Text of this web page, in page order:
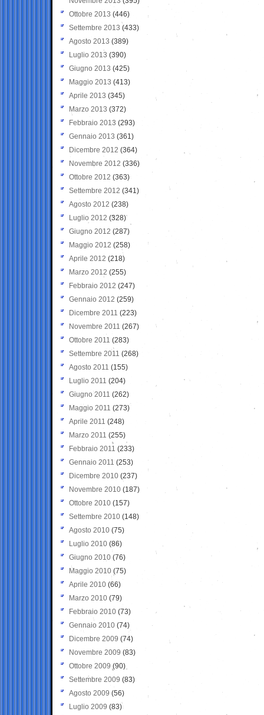
Ottobre 2013 (446)
Settembre 2013 (433)
Agosto 2013 (389)
Luglio 2013 (390)
Giugno 2013 (425)
Maggio 2013 (413)
Aprile 2013 (345)
Marzo 2013 (372)
Febbraio 2013 (293)
Gennaio 2013 (361)
Dicembre 2012 (364)
Novembre 2012 (336)
Ottobre 2012 (363)
Settembre 2012 (341)
Agosto 2012 (238)
Luglio 2012 (328)
Giugno 2012 (287)
Maggio 2012 (258)
Aprile 2012 (218)
Marzo 2012 (255)
Febbraio 2012 (247)
Gennaio 2012 (259)
Dicembre 2011 (223)
Novembre 2011 (267)
Ottobre 2011 (283)
Settembre 2011 (268)
Agosto 2011 (155)
Luglio 2011 (204)
Giugno 2011 (262)
Maggio 2011 (273)
Aprile 2011 (248)
Marzo 2011 (255)
Febbraio 2011 (233)
Gennaio 2011 (253)
Dicembre 2010 (237)
Novembre 2010 (187)
Ottobre 2010 (157)
Settembre 2010 (148)
Agosto 2010 (75)
Luglio 2010 (86)
Giugno 2010 (76)
Maggio 2010 (75)
Aprile 2010 (66)
Marzo 2010 (79)
Febbraio 2010 (73)
Gennaio 2010 (74)
Dicembre 2009 (74)
Novembre 2009 (83)
Ottobre 2009 (90)
Settembre 2009 (83)
Agosto 2009 (56)
Luglio 2009 (83)